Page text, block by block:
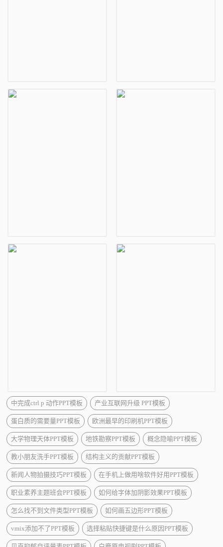
中完成ctrl p 动作PPT模板 产业互联网升级 PPT模板
蛋白质的需要量PPT模板 欧洲最早的印刷机PPT模板
大学物理天体PPT模板 地铁勘察PPT模板 概念隐喻PPT模板
教小朋友洗手PPT模板 结构主义的贡献PPT模板
新闻人物拍摄技巧PPT模板 在手机上做用啥软件好用PPT模板
职业素养主题班会PPT模板 如何给字体加阴影效果PPT模板
怎么找不到文件类型PPT模板 如何画五边形PPT模板
vmix添加不了PPT模板 选择粘贴快捷键是什么原因PPT模板